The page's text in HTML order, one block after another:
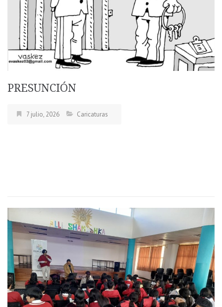
PRESUNCIÓN
7 julio, 2026 Caricaturas